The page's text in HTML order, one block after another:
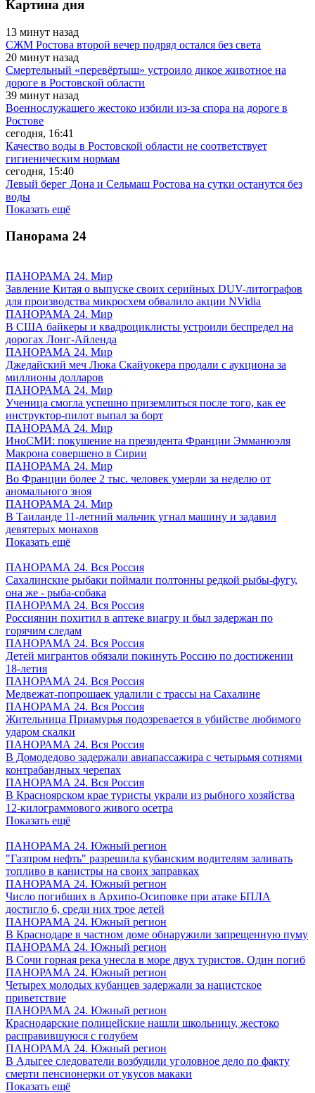
Картина дня
13 минут назад
СЖМ Ростова второй вечер подряд остался без света
20 минут назад
Смертельный «перевёртыш» устроило дикое животное на
дороге в Ростовской области
39 минут назад
Военнослужащего жестоко избили из-за спора на дороге в
Ростове
сегодня, 16:41
Качество воды в Ростовской области не соответствует
гигиеническим нормам
сегодня, 15:40
Левый берег Дона и Сельмаш Ростова на сутки останутся без
воды
Показать ещё
Панорама 24
ПАНОРАМА 24. Мир
Завление Китая о выпуске своих серийных DUV-литографов
для производства микросхем обвалило акции NVidia
ПАНОРАМА 24. Мир
В США байкеры и квадроциклисты устроили беспредел на
дорогах Лонг-Айленда
ПАНОРАМА 24. Мир
Джедайский меч Люка Скайуокера продали с аукциона за
миллионы долларов
ПАНОРАМА 24. Мир
Ученица смогла успешно приземлиться после того, как ее
инструктор-пилот выпал за борт
ПАНОРАМА 24. Мир
ИноСМИ: покушение на президента Франции Эмманюэля
Макрона совершено в Сирии
ПАНОРАМА 24. Мир
Во Франции более 2 тыс. человек умерли за неделю от
аномального зноя
ПАНОРАМА 24. Мир
В Таиланде 11-летний мальчик угнал машину и задавил
девятерых монахов
Показать ещё
ПАНОРАМА 24. Вся Россия
Сахалинские рыбаки поймали полтонны редкой рыбы-фугу,
она же - рыба-собака
ПАНОРАМА 24. Вся Россия
Россиянин похитил в аптеке виагру и был задержан по
горячим следам
ПАНОРАМА 24. Вся Россия
Детей мигрантов обязали покинуть Россию по достижении
18-летия
ПАНОРАМА 24. Вся Россия
Медвежат-попрошаек удалили с трассы на Сахалине
ПАНОРАМА 24. Вся Россия
Жительница Приамурья подозревается в убийстве любимого
ударом скалки
ПАНОРАМА 24. Вся Россия
В Домодедово задержали авиапассажира с четырьмя сотнями
контрабандных черепах
ПАНОРАМА 24. Вся Россия
В Красноярском крае туристы украли из рыбного хозяйства
12-килограммового живого осетра
Показать ещё
ПАНОРАМА 24. Южный регион
"Газпром нефть" разрешила кубанским водителям заливать
топливо в канистры на своих заправках
ПАНОРАМА 24. Южный регион
Число погибших в Архипо-Осиповке при атаке БПЛА
достигло 6, среди них трое детей
ПАНОРАМА 24. Южный регион
В Краснодаре в частном доме обнаружили запрещенную пуму
ПАНОРАМА 24. Южный регион
В Сочи горная река унесла в море двух туристов. Один погиб
ПАНОРАМА 24. Южный регион
Четырех молодых кубанцев задержали за нацистское
приветствие
ПАНОРАМА 24. Южный регион
Краснодарские полицейские нашли школьницу, жестоко
расправившуюся с голубем
ПАНОРАМА 24. Южный регион
В Адыгее следователи возбудили уголовное дело по факту
смерти пенсионерки от укусов макаки
Показать ещё